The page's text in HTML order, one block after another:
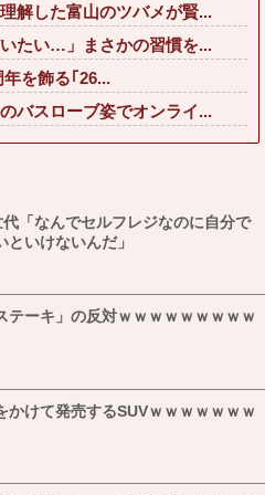
解した富山のツバメが賢...
たい…」まさかの習慣を...
を飾る｢26...
バスローブ姿でオンライ...
代「なんでセルフレジなのに自分で
といけないんだ」
テーキ」の反対ｗｗｗｗｗｗｗｗｗ
かけて発売するSUVｗｗｗｗｗｗｗ